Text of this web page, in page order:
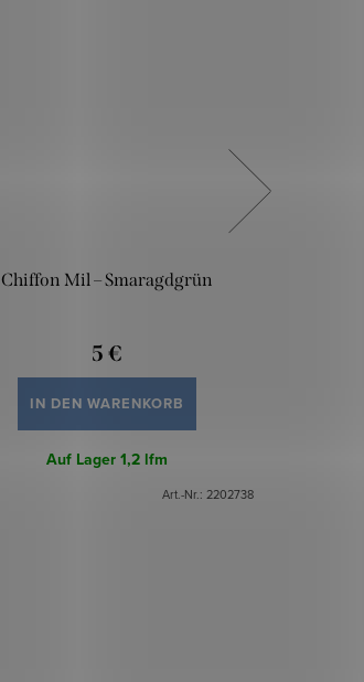
Chiffon Mil – Smaragdgrün
5 €
IN DEN WARENKORB
Auf Lager1,2 lfm
Art.-Nr.: 2202738